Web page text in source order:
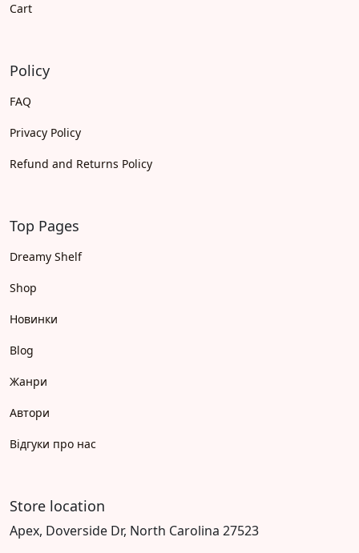
Cart
Policy
FAQ
Privacy Policy
Refund and Returns Policy
Top Pages
Dreamy Shelf
Shop
Новинки
Blog
Жанри
Автори
Відгуки про нас
Store location
Apex, Doverside Dr, North Carolina 27523